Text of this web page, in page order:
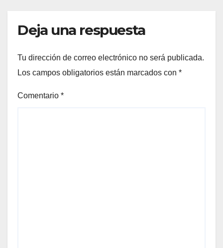
Deja una respuesta
Tu dirección de correo electrónico no será publicada.
Los campos obligatorios están marcados con *
Comentario *